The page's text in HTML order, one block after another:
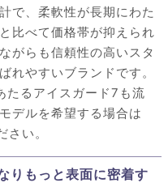
で、柔軟性が長期にわた
比べて価格帯が抑えられ
がらも信頼性の高いスタ
れやすいブランドです。
たるアイスガード7も流
デルを希望する場合は
い。
りもっと表面に密着す